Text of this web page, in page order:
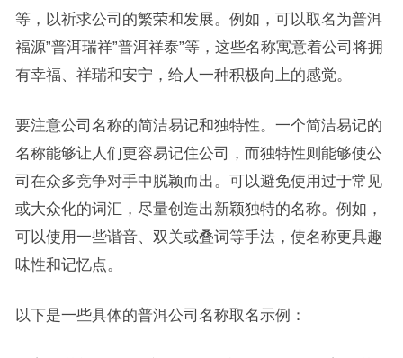
等，以祈求公司的繁荣和发展。例如，可以取名为普洱
福源”普洱瑞祥”普洱祥泰”等，这些名称寓意着公司将拥
有幸福、祥瑞和安宁，给人一种积极向上的感觉。
要注意公司名称的简洁易记和独特性。一个简洁易记的
名称能够让人们更容易记住公司，而独特性则能够使公
司在众多竞争对手中脱颖而出。可以避免使用过于常见
或大众化的词汇，尽量创造出新颖独特的名称。例如，
可以使用一些谐音、双关或叠词等手法，使名称更具趣
味性和记忆点。
以下是一些具体的普洱公司名称取名示例：